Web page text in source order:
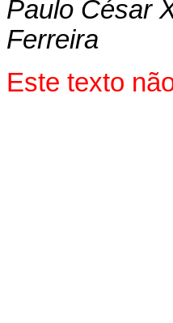
Paulo César
Ferreira
Este texto